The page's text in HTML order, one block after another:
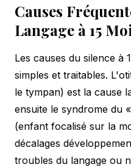
Causes
Langage à 15
Les causes du silence à
simples et traitables.
le tympan) est la cause
ensuite le syndrome du
(enfant focalisé sur la
décalages
troubles du langage ou